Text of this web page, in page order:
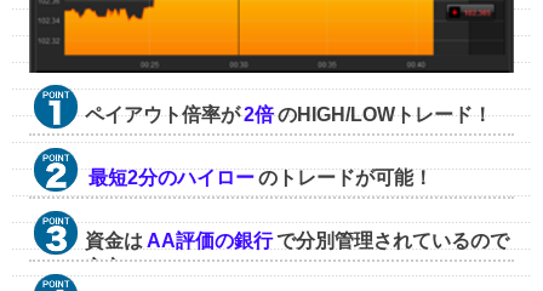
ペイアウト倍率が2倍のHIGH/LOWトレード！
最短2分のハイローのトレードが可能！
資金は AA評価の銀行で分別管理されているので
安心！